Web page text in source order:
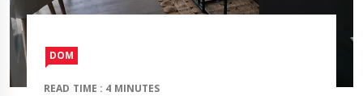
DOM
READ TIME : 4 MINUTES